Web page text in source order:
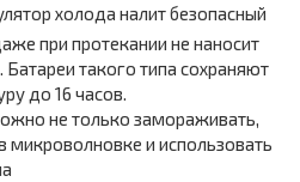
холода налит безопасный
при протекании не наносит
такого типа сохраняют
до 16 часов.
не только замораживать,
микроволновке и использовать